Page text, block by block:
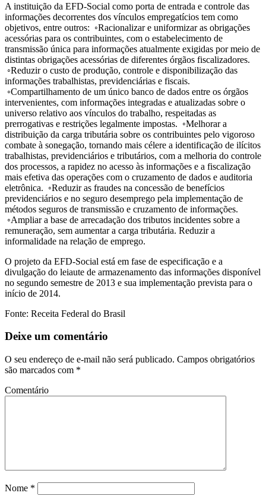
A instituição da EFD-Social como porta de entrada e controle das
informações decorrentes dos vínculos empregatícios tem como
objetivos, entre outros: ◦Racionalizar e uniformizar as obrigações
acessórias para os contribuintes, com o estabelecimento de
transmissão única para informações atualmente exigidas por meio de
distintas obrigações acessórias de diferentes órgãos fiscalizadores.
◦Reduzir o custo de produção, controle e disponibilização das
informações trabalhistas, previdenciárias e fiscais.
◦Compartilhamento de um único banco de dados entre os órgãos
intervenientes, com informações integradas e atualizadas sobre o
universo relativo aos vínculos do trabalho, respeitadas as
prerrogativas e restrições legalmente impostas. ◦Melhorar a
distribuição da carga tributária sobre os contribuintes pelo vigoroso
combate à sonegação, tornando mais célere a identificação de ilícitos
trabalhistas, previdenciários e tributários, com a melhoria do controle
dos processos, a rapidez no acesso às informações e a fiscalização
mais efetiva das operações com o cruzamento de dados e auditoria
eletrônica. ◦Reduzir as fraudes na concessão de benefícios
previdenciários e no seguro desemprego pela implementação de
métodos seguros de transmissão e cruzamento de informações.
◦Ampliar a base de arrecadação dos tributos incidentes sobre a
remuneração, sem aumentar a carga tributária. Reduzir a
informalidade na relação de emprego.
O projeto da EFD-Social está em fase de especificação e a
divulgação do leiaute de armazenamento das informações disponível
no segundo semestre de 2013 e sua implementação prevista para o
início de 2014.
Fonte: Receita Federal do Brasil
Deixe um comentário
O seu endereço de e-mail não será publicado. Campos obrigatórios
são marcados com *
Comentário
Nome *